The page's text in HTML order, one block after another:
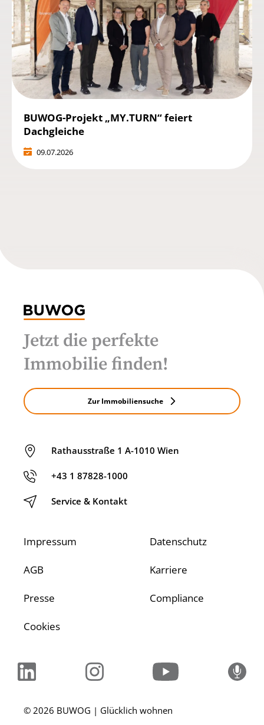
BUWOG-Projekt „MY.TURN“ feiert
Dachgleiche
09.07.2026
Rathausstraße 1 A-1010 Wien
+43 1 87828-1000
Service & Kontakt
Impressum
AGB
Presse
Cookies
Datenschutz
Karriere
Compliance
Jetzt die perfekte
Immobilie finden!
Zur Immobiliensuche
© 2026 BUWOG | Glücklich wohnen